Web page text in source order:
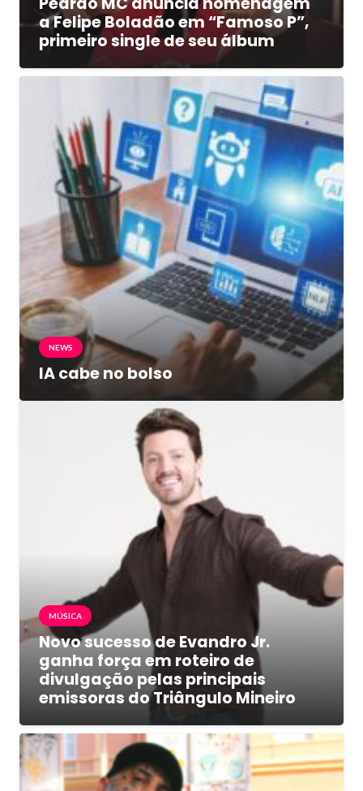
a Felipe Boladão em “Famoso P”,
primeiro single de seu álbum
NEWS
IA cabe no bolso
MÚSICA
Novo sucesso de Evandro Jr.
ganha força em roteiro de
divulgação pelas principais
emissoras do Triângulo Mineiro